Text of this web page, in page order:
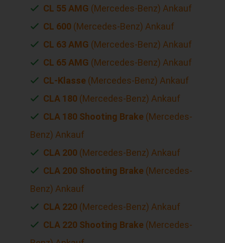
CL 55 AMG (Mercedes-Benz) Ankauf
CL 600 (Mercedes-Benz) Ankauf
CL 63 AMG (Mercedes-Benz) Ankauf
CL 65 AMG (Mercedes-Benz) Ankauf
CL-Klasse (Mercedes-Benz) Ankauf
CLA 180 (Mercedes-Benz) Ankauf
CLA 180 Shooting Brake (Mercedes-
Benz) Ankauf
CLA 200 (Mercedes-Benz) Ankauf
CLA 200 Shooting Brake (Mercedes-
Benz) Ankauf
CLA 220 (Mercedes-Benz) Ankauf
CLA 220 Shooting Brake (Mercedes-